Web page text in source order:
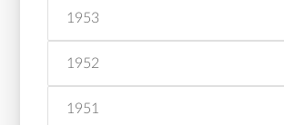
1953
1952
1951